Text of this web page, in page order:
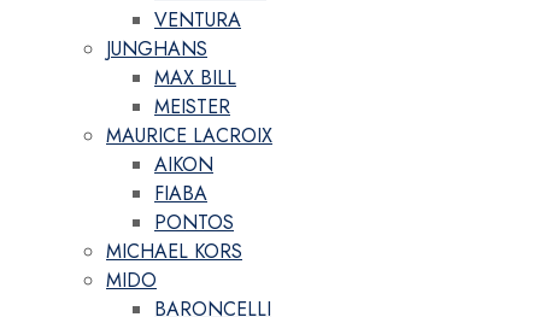
VENTURA
JUNGHANS
MAX BILL
MEISTER
MAURICE LACROIX
AIKON
FIABA
PONTOS
MICHAEL KORS
MIDO
BARONCELLI